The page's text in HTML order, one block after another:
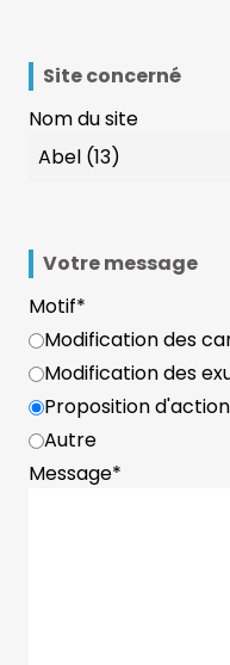
Site concerné
Nom du site
Votre message
Motif*
Modification des
Modification des
Proposition d'action
Autre
Message*